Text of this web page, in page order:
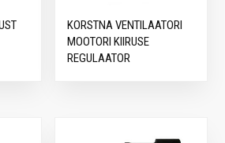
KORSTNA VENTILAATORI
MOOTORI KIIRUSE
REGULAATOR